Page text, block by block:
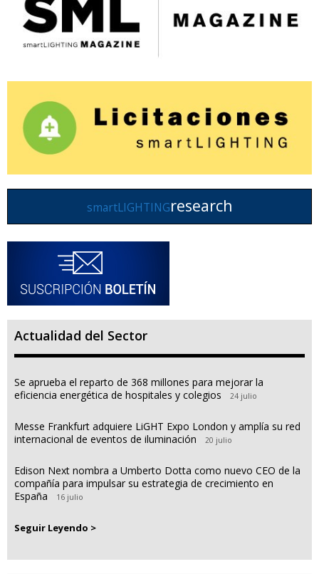
smartLIGHTINGresearch
Actualidad del Sector
Se aprueba el reparto de 368 millones para mejorar la
eficiencia energética de hospitales y colegios
24 julio
Messe Frankfurt adquiere LiGHT Expo London y amplía su red
internacional de eventos de iluminación
20 julio
Edison Next nombra a Umberto Dotta como nuevo CEO de la
compañía para impulsar su estrategia de crecimiento en
España
16 julio
Seguir Leyendo >